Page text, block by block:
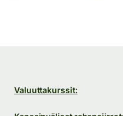
Valuuttakurssit: